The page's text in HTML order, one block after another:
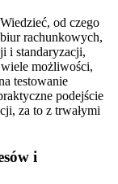
od czego
rachunkowych,
i standaryzacji,
możliwości,
testowanie
podejście
za to z trwałymi
i